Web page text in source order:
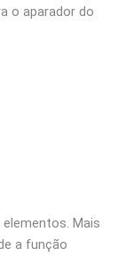
o aparador do
Mais
a função